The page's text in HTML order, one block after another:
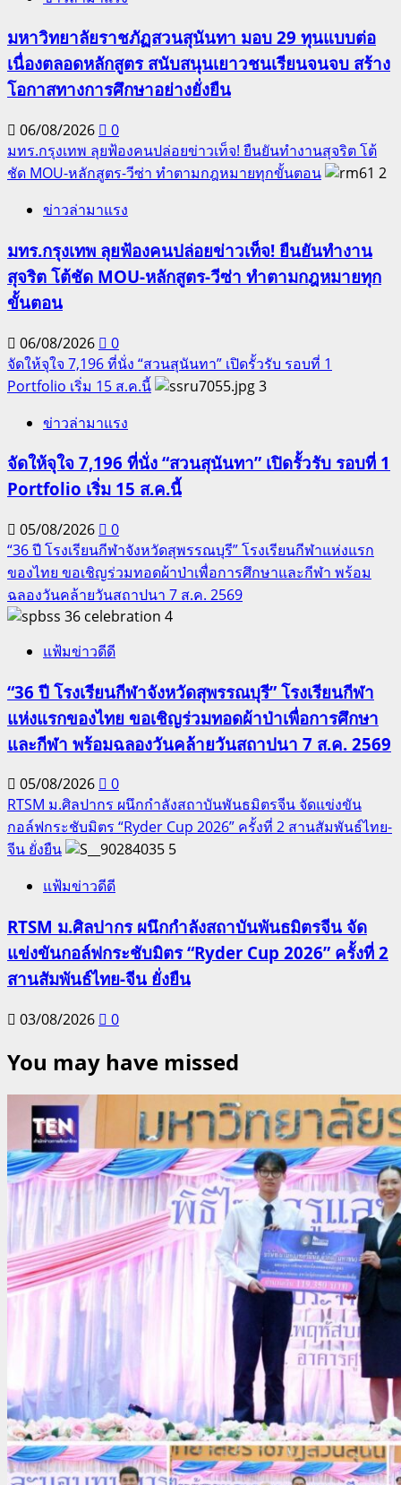
มหาวิทยาลัยราชภัฏสวนสุนันทา มอบ 29 ทุนแบบต่อ
เนื่องตลอดหลักสูตร สนับสนุนเยาวชนเรียนจนจบ สร้าง
โอกาสทางการศึกษาอย่างยั่งยืน
06/08/2026
0
มทร.กรุงเทพ ลุยฟ้องคนปล่อยข่าวเท็จ! ยืนยันทำงานสุจริต โต้
ชัด MOU-หลักสูตร-วีซ่า ทำตามกฎหมายทุกขั้นตอน
2
ข่าวล่ามาแรง
มทร.กรุงเทพ ลุยฟ้องคนปล่อยข่าวเท็จ! ยืนยันทำงาน
สุจริต โต้ชัด MOU-หลักสูตร-วีซ่า ทำตามกฎหมายทุก
ขั้นตอน
06/08/2026
0
จัดให้จุใจ 7,196 ที่นั่ง “สวนสุนันทา” เปิดรั้วรับ รอบที่ 1
Portfolio เริ่ม 15 ส.ค.นี้
3
ข่าวล่ามาแรง
จัดให้จุใจ 7,196 ที่นั่ง “สวนสุนันทา” เปิดรั้วรับ รอบที่ 1
Portfolio เริ่ม 15 ส.ค.นี้
05/08/2026
0
“36 ปี โรงเรียนกีฬาจังหวัดสุพรรณบุรี” โรงเรียนกีฬาแห่งแรก
ของไทย ขอเชิญร่วมทอดผ้าป่าเพื่อการศึกษาและกีฬา พร้อม
ฉลองวันคล้ายวันสถาปนา 7 ส.ค. 2569
4
แฟ้มข่าวดีดี
“36 ปี โรงเรียนกีฬาจังหวัดสุพรรณบุรี” โรงเรียนกีฬา
แห่งแรกของไทย ขอเชิญร่วมทอดผ้าป่าเพื่อการศึกษา
และกีฬา พร้อมฉลองวันคล้ายวันสถาปนา 7 ส.ค. 2569
05/08/2026
0
RTSM ม.ศิลปากร ผนึกกำลังสถาบันพันธมิตรจีน จัดแข่งขัน
กอล์ฟกระชับมิตร “Ryder Cup 2026” ครั้งที่ 2 สานสัมพันธ์ไทย-
จีน ยั่งยืน
5
แฟ้มข่าวดีดี
RTSM ม.ศิลปากร ผนึกกำลังสถาบันพันธมิตรจีน จัด
แข่งขันกอล์ฟกระชับมิตร “Ryder Cup 2026” ครั้งที่ 2
สานสัมพันธ์ไทย-จีน ยั่งยืน
03/08/2026 0
You may have missed